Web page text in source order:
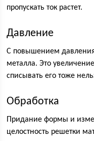
пропускать ток растет.
Давление
С повышением давления
металла. Это
списывать его тоже
Обработка
Придание формы и
целостность решетки